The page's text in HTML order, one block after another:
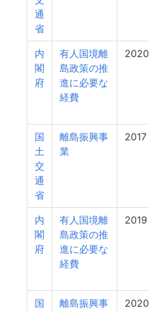
通
省
内
閣
府
有人国境離
島政策の推
進に必要な
経費
2020
国
土
交
通
省
離島振興事
業
2017
内
閣
府
有人国境離
島政策の推
進に必要な
経費
2019
国
離島振興事
2020